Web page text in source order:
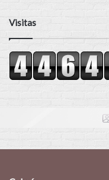
Visitas